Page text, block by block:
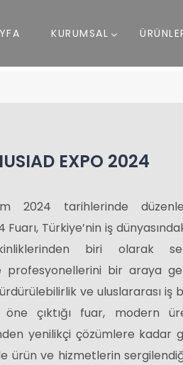
KURUMSAL
EXPO 2024
2024 tarihlerinde
Fuarı, Türkiye’nin iş
biri olarak
profesyonellerini bir araya
ve uluslararası iş
öne çıktığı fuar, modern
yenilikçi çözümlere kadar
ürün ve hizmetlerin